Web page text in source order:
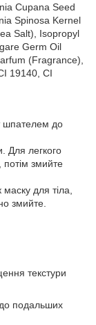
Cupana Seed
Spinosa Kernel
Salt), Isopropyl
Germ Oil
(Fragrance),
19140, CI
шпателем до
Для легкого
змийте
для тіла,
змийте.
текстури
подальших